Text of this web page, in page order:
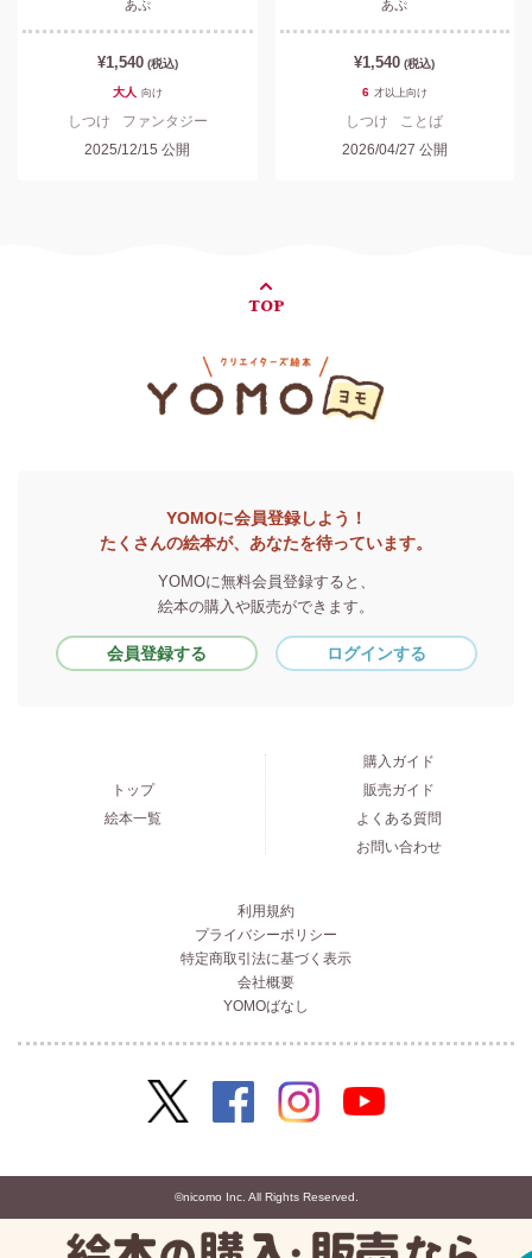
あぷ
¥1,540 (税込)
大人 向け
しつけ
ファンタジー
2025/12/15 公開
あぷ
¥1,540 (税込)
6 才以上向け
しつけ
ことば
2026/04/27 公開
TOP
YOMOに会員登録しよう！
たくさんの絵本が、あなたを待っています。
YOMOに無料会員登録すると、
絵本の購入や販売ができます。
会員登録する ログインする
トップ
絵本一覧
購入ガイド
販売ガイド
よくある質問
お問い合わせ
利用規約
プライバシーポリシー
特定商取引法に基づく表示
会社概要
YOMOばなし
©nicomo Inc. All Rights Reserved.